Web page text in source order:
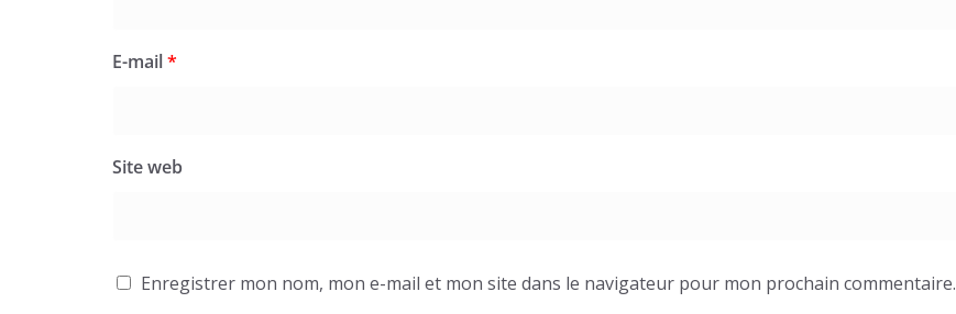
E-mail*
Site web
Enregistrer mon nom, mon e-mail et mon site dans le navigateur pour mon prochain commentaire.